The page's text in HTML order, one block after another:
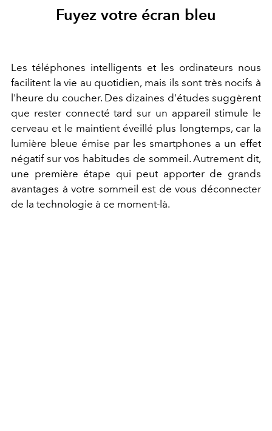
Fuyez votre écran bleu
Les téléphones intelligents et les ordinateurs nous
facilitent la vie au quotidien, mais ils sont très nocifs à
l'heure du coucher. Des dizaines d'études suggèrent
que rester connecté tard sur un appareil stimule le
cerveau et le maintient éveillé plus longtemps, car la
lumière bleue émise par les smartphones a un effet
négatif sur vos habitudes de sommeil. Autrement dit,
une première étape qui peut apporter de grands
avantages à votre sommeil est de vous déconnecter
de la technologie à ce moment-là.